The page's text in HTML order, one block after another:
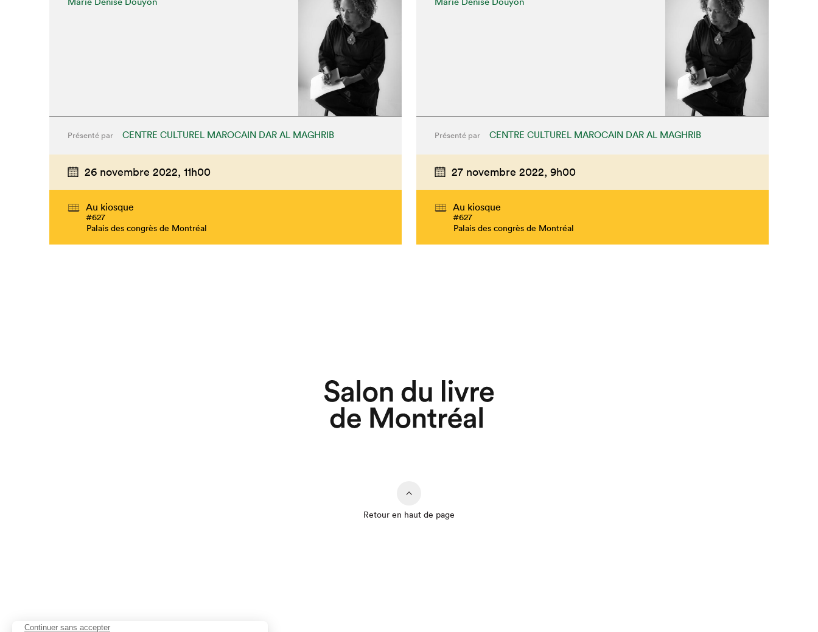
Présenté par CENTRE CULTUREL MAROCAIN DAR AL MAGHRIB
26 novembre 2022, 11h00
Au kiosque
#627
Palais des congrès de Montréal
Présenté par CENTRE CULTUREL MAROCAIN DAR AL MAGHRIB
27 novembre 2022, 9h00
Au kiosque
#627
Palais des congrès de Montréal
Retour en haut de page